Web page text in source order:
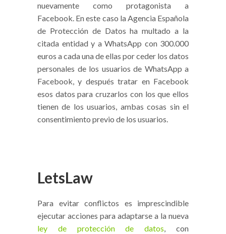
nuevamente como protagonista a
Facebook. En este caso la Agencia Española
de Protección de Datos ha multado a la
citada entidad y a WhatsApp con 300.000
euros a cada una de ellas por ceder los datos
personales de los usuarios de WhatsApp a
Facebook, y después tratar en Facebook
esos datos para cruzarlos con los que ellos
tienen de los usuarios, ambas cosas sin el
consentimiento previo de los usuarios.
LetsLaw
Para evitar conflictos es imprescindible
ejecutar acciones para adaptarse a la nueva
ley de protección de datos, con